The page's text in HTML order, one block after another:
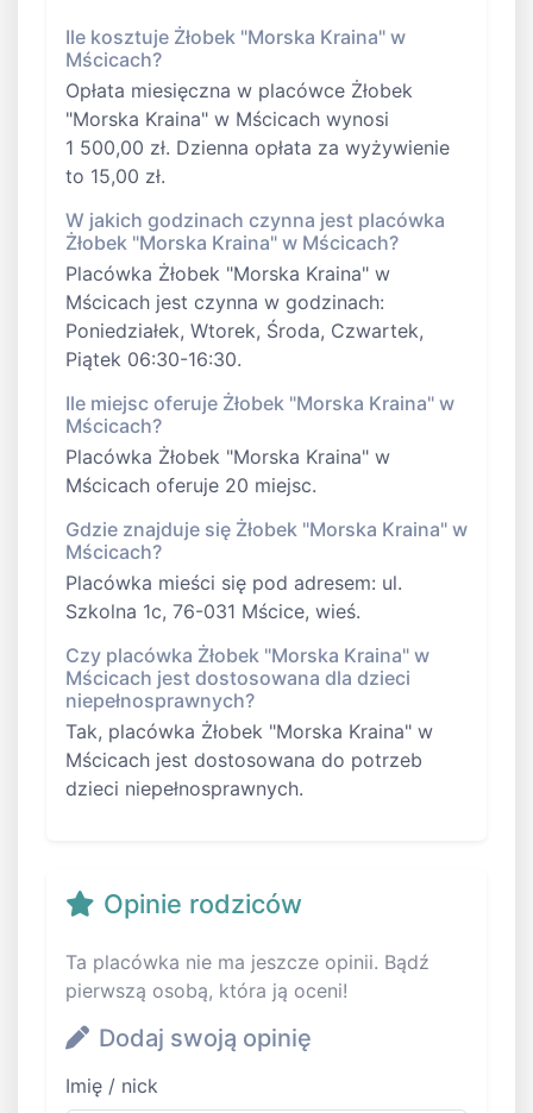
Ile kosztuje Żłobek "Morska Kraina" w
Mścicach?
Opłata miesięczna w placówce Żłobek
"Morska Kraina" w Mścicach wynosi
1 500,00 zł. Dzienna opłata za wyżywienie
to 15,00 zł.
W jakich godzinach czynna jest placówka
Żłobek "Morska Kraina" w Mścicach?
Placówka Żłobek "Morska Kraina" w
Mścicach jest czynna w godzinach:
Poniedziałek, Wtorek, Środa, Czwartek,
Piątek 06:30-16:30.
Ile miejsc oferuje Żłobek "Morska Kraina" w
Mścicach?
Placówka Żłobek "Morska Kraina" w
Mścicach oferuje 20 miejsc.
Gdzie znajduje się Żłobek "Morska Kraina" w
Mścicach?
Placówka mieści się pod adresem: ul.
Szkolna 1c, 76-031 Mścice, wieś.
Czy placówka Żłobek "Morska Kraina" w
Mścicach jest dostosowana dla dzieci
niepełnosprawnych?
Tak, placówka Żłobek "Morska Kraina" w
Mścicach jest dostosowana do potrzeb
dzieci niepełnosprawnych.
Opinie rodziców
Ta placówka nie ma jeszcze opinii. Bądź
pierwszą osobą, która ją oceni!
Dodaj swoją opinię
Imię / nick